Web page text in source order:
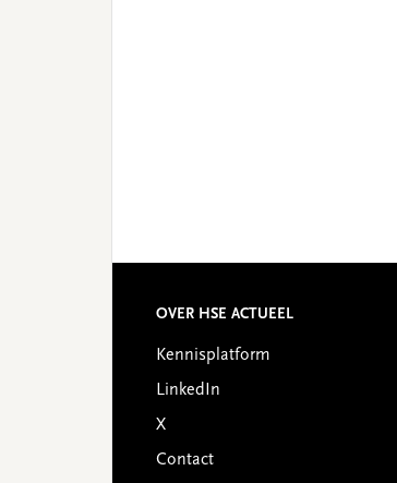
Footer
OVER HSE ACTUEEL
Kennisplatform
LinkedIn
X
Contact